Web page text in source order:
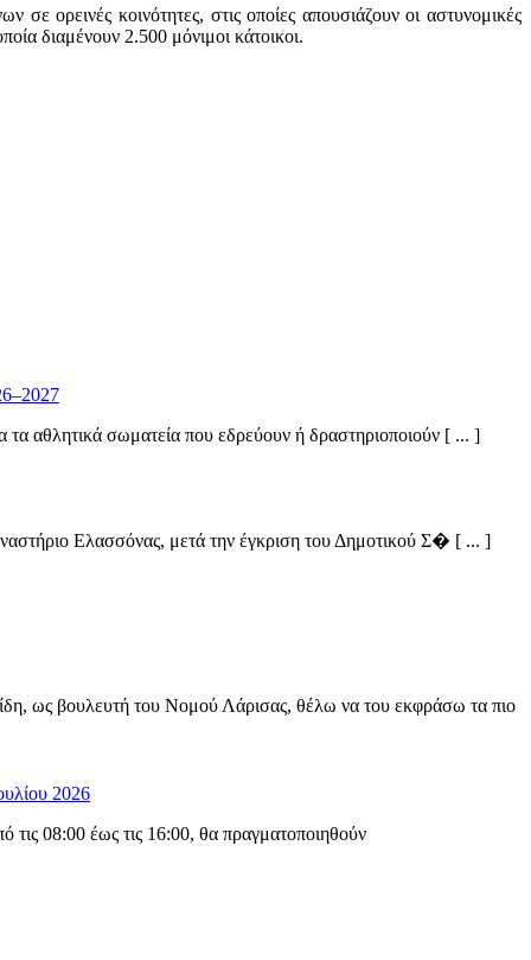
ορεινές κοινότητες, στις οποίες απουσιάζουν οι αστυνομικές
διαμένουν 2.500 μόνιμοι κάτοικοι.
αθλητικά σωματεία που εδρεύουν ή δραστηριοποιούν [ ... ]
Ελασσόνας, μετά την έγκριση του Δημοτικού Σ� [ ... ]
ως βουλευτή του Νομού Λάρισας, θέλω να του εκφράσω τα πιο
2026
08:00 έως τις 16:00, θα πραγματοποιηθούν